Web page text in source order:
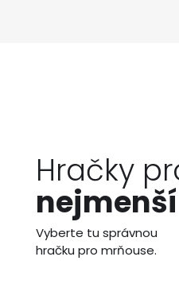
Hračky
nejmenší
Vyberte tu správnou
hračku pro mrňouse.